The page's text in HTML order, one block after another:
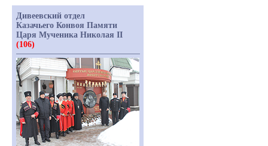
Дивеевский отдел
Казачьего Конвоя Памяти
Царя Мученика Николая II
(106)